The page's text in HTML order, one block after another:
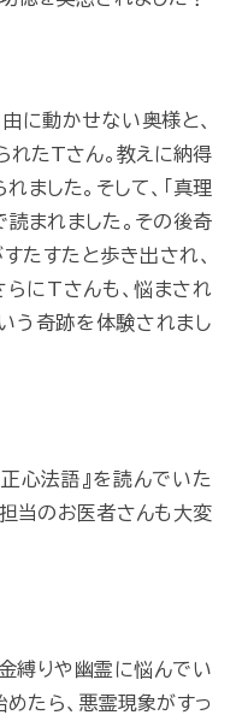
に動かせない奥様と、
れたTさん。教えに納得
ました。そして、「真理
読まれました。その後奇
たすたと歩き出され、
らにTさんも、悩まされ
う奇跡を体験されまし
心法語』を読んでいた
当のお医者さんも大変
縛りや幽霊に悩んでい
めたら、悪霊現象がすっ